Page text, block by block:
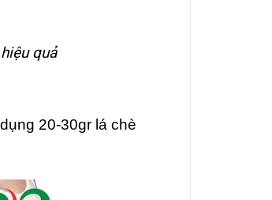
quả
20-30gr lá chè